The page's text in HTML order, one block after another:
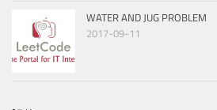
WATER AND JUG PROBLEM
2017-09-11